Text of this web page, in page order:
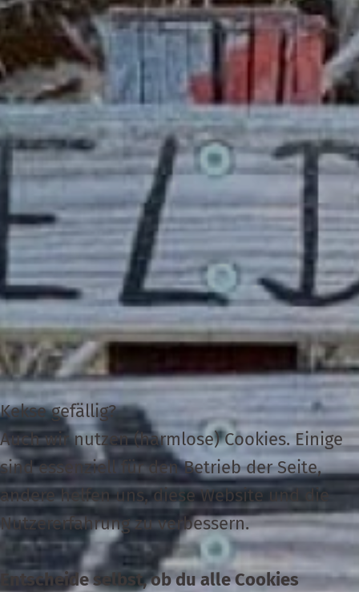
Kekse gefällig?
Auch wir nutzen (harmlose) Cookies. Einige
sind essenziell für den Betrieb der Seite,
andere helfen uns, diese Website und die
Nutzer­erfahrung zu verbessern.
Entscheide selbst, ob du alle Cookies